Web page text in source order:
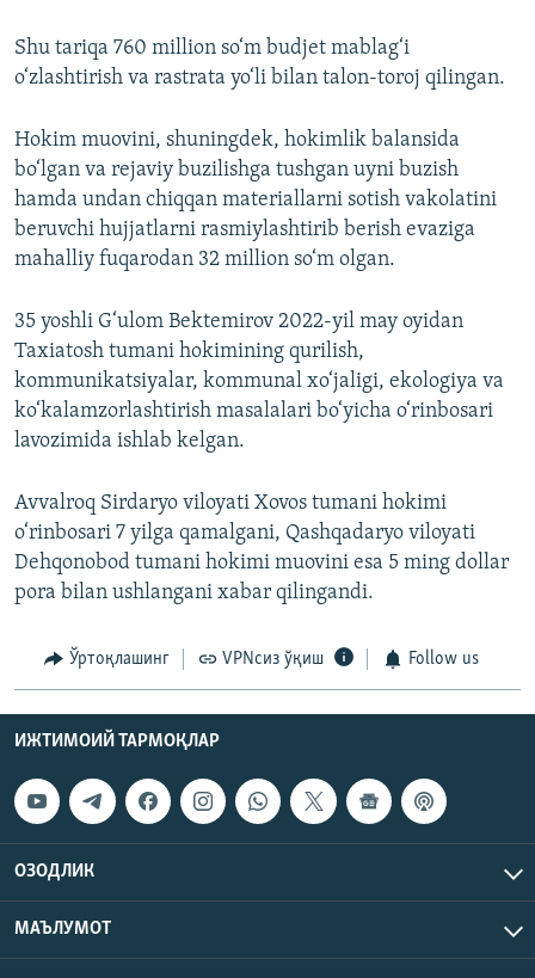
Shu tariqa 760 million so‘m budjet mablag‘i
o‘zlashtirish va rastrata yo‘li bilan talon-toroj qilingan.
Hokim muovini, shuningdek, hokimlik balansida
bo‘lgan va rejaviy buzilishga tushgan uyni buzish
hamda undan chiqqan materiallarni sotish vakolatini
beruvchi hujjatlarni rasmiylashtirib berish evaziga
mahalliy fuqarodan 32 million so‘m olgan.
35 yoshli G‘ulom Bektemirov 2022-yil may oyidan
Taxiatosh tumani hokimining qurilish,
kommunikatsiyalar, kommunal xo‘jaligi, ekologiya va
ko‘kalamzorlashtirish masalalari bo‘yicha o‘rinbosari
lavozimida ishlab kelgan.
Avvalroq Sirdaryo viloyati Xovos tumani hokimi
o‘rinbosari 7 yilga qamalgani, Qashqadaryo viloyati
Dehqonobod tumani hokimi muovini esa 5 ming dollar
pora bilan ushlangani xabar qilingandi.
Ўртоқлашинг VPNсиз ўқиш Follow us
ИЖТИМОИЙ ТАРМОҚЛАР
ОЗОДЛИК
МАЪЛУМОТ